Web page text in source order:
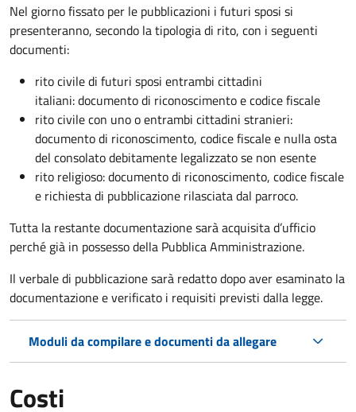
Nel giorno fissato per le pubblicazioni i futuri sposi si
presenteranno, secondo la tipologia di rito, con i seguenti
documenti:
rito civile di futuri sposi entrambi cittadini
italiani: documento di riconoscimento e codice fiscale
rito civile con uno o entrambi cittadini stranieri:
documento di riconoscimento, codice fiscale e nulla osta
del consolato debitamente legalizzato se non esente
rito religioso: documento di riconoscimento, codice fiscale
e richiesta di pubblicazione rilasciata dal parroco.
Tutta la restante documentazione sarà acquisita d’ufficio
perché già in possesso della Pubblica Amministrazione.
Il verbale di pubblicazione sarà redatto dopo aver esaminato la
documentazione e verificato i requisiti previsti dalla legge.
Moduli da compilare e documenti da allegare
Costi